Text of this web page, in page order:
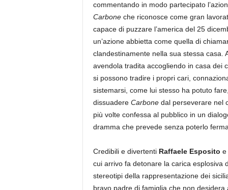
commentando in modo partecipato
Carboneche riconosce come gran
capace di puzzare l’america del 25
un’azione abbietta come quella di
clandestinamente nella sua stessa casa.
avendola tradita accogliendo in casa dei
si possono tradire i propri cari,
sistemarsi, come lui stesso ha potuto
dissuadereCarbone dal perseverare nel
più volte confessa al pubblico in un
dramma che prevede senza poterlo
Credibili e divertenti Raffaele Esposito e
cui arrivo fa detonare la carica esplosiva
stereotipi della rappresentazione dei
bravo padre di famiglia che non